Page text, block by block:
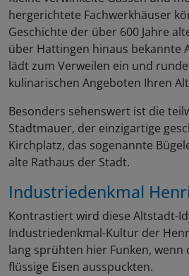
hergerichtete Fachwerkhäuser
Geschichte der über 600 Jahre
über Hattingen hinaus bekannte
lädt zum Verweilen ein und
kulinarischen Angeboten Ihren
Besonders sehenswert ist die
Stadtmauer, der einzigartige
Kirchplatz, das sogenannte
alte Rathaus der Stadt.
Industriedenkmal
Kontrastiert wird diese Altstadt-
Industriedenkmal-Kultur der
lang sprühten hier Funken, wenn
flüssige Eisen ausspuckten.